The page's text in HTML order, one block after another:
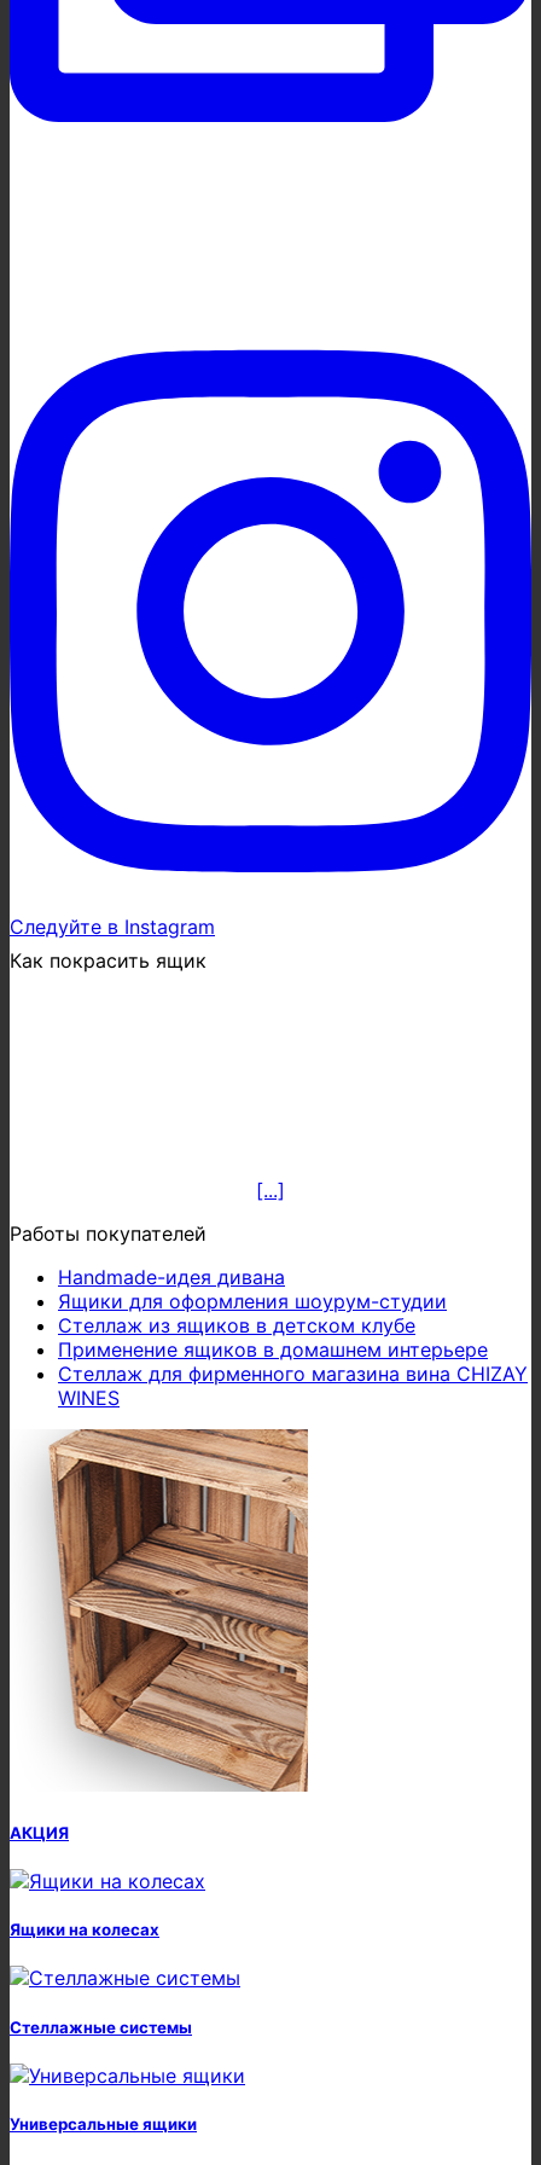
Следуйте в Instagram
Как покрасить ящик
[...]
Работы покупателей
Handmade-идея дивана
Ящики для оформления шоурум-студии
Стеллаж из ящиков в детском клубе
Применение ящиков в домашнем интерьере
Стеллаж для фирменного магазина вина CHIZAY
WINES
АКЦИЯ
Ящики на колесах
Стеллажные системы
Универсальные ящики